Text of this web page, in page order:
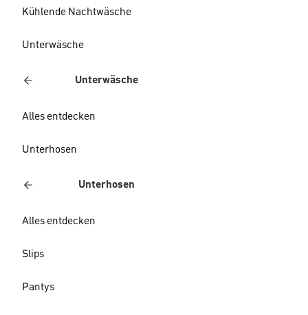
Kühlende Nachtwäsche
Unterwäsche
Unterwäsche
Alles entdecken
Unterhosen
Unterhosen
Alles entdecken
Slips
Pantys